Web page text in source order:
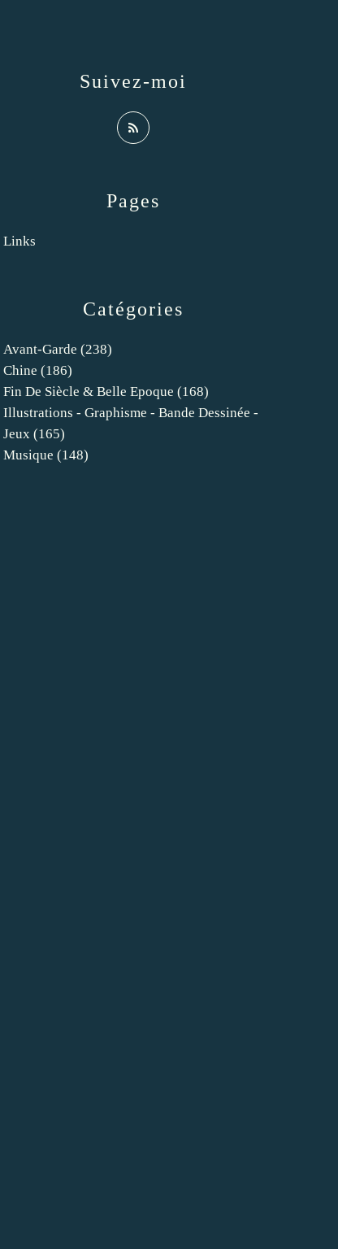
Catégories
Avant-Garde (238)
Chine (186)
Fin De Siècle & Belle Epoque (168)
Illustrations - Graphisme - Bande Dessinée -
Jeux (165)
Musique (148)
Pages
Links
Suivez-moi